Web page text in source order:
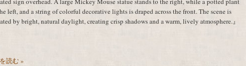
left, and a string of colorful decorative lights is draped across the front. The scene is
by bright, natural daylight, creating crisp shadows and a warm, lively atmosphere.』
読む »